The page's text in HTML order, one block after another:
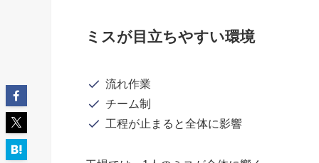
ミスが目立ちやすい環境
流れ作業
チーム制
工程が止まると全体に影響